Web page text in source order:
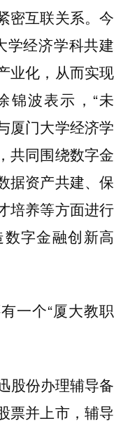
密互联关系。今
学经济学科共建
业化，从而实现
锦波表示，“未
厦门大学经济学
共同围绕数字金
据资产共建、保
培养等方面进行
字金融创新高
一个“厦大教职
股份办理辅导备
票并上市，辅导